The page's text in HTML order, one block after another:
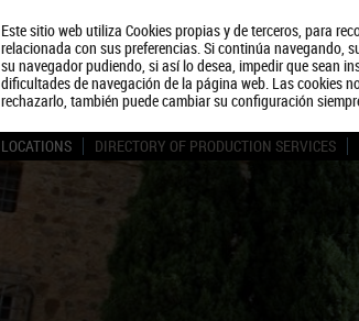
Este sitio web utiliza Cookies propias y de terceros, para
relacionada con sus preferencias. Si continúa navegando,
su navegador pudiendo, si así lo desea, impedir que sean
dificultades de navegación de la página web. Las cookies
rechazarlo, también puede cambiar su configuración
LOCATIONS DIRECTORY OF PRODUCTION SERVICES